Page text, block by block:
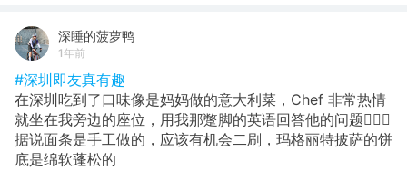
深睡的菠萝鸭
1年前
#深圳即友真有趣
在深圳吃到了口味像是妈妈做的意大利菜，Chef 非常热情
就坐在我旁边的座位，用我那蹩脚的英语回答他的问题🙋🏻‍♀️
据说面条是手工做的，应该有机会二刷，玛格丽特披萨的饼
底是绵软蓬松的